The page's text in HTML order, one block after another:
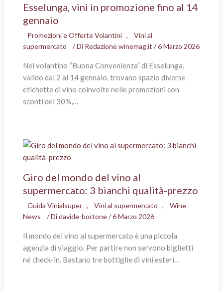
Esselunga, vini in promozione fino al 14
gennaio
Promozioni e Offerte Volantini ,
Vini al
supermercato
/ Di Redazione winemag.it /6 Marzo 2026
Nel volantino “Buona Convenienza” di Esselunga,
valido dal 2 al 14 gennaio, trovano spazio diverse
etichette di vino coinvolte nelle promozioni con
sconti del 30%,…
Giro del mondo del vino al
supermercato: 3 bianchi qualità-prezzo
Guida Vinialsuper , Vini al supermercato ,
Wine
News
/ Didavide-bortone/6 Marzo 2026
Il mondo del vino al supermercato è una piccola
agenzia di viaggio. Per partire non servono biglietti
né check-in. Bastano tre bottiglie di vini esteri…